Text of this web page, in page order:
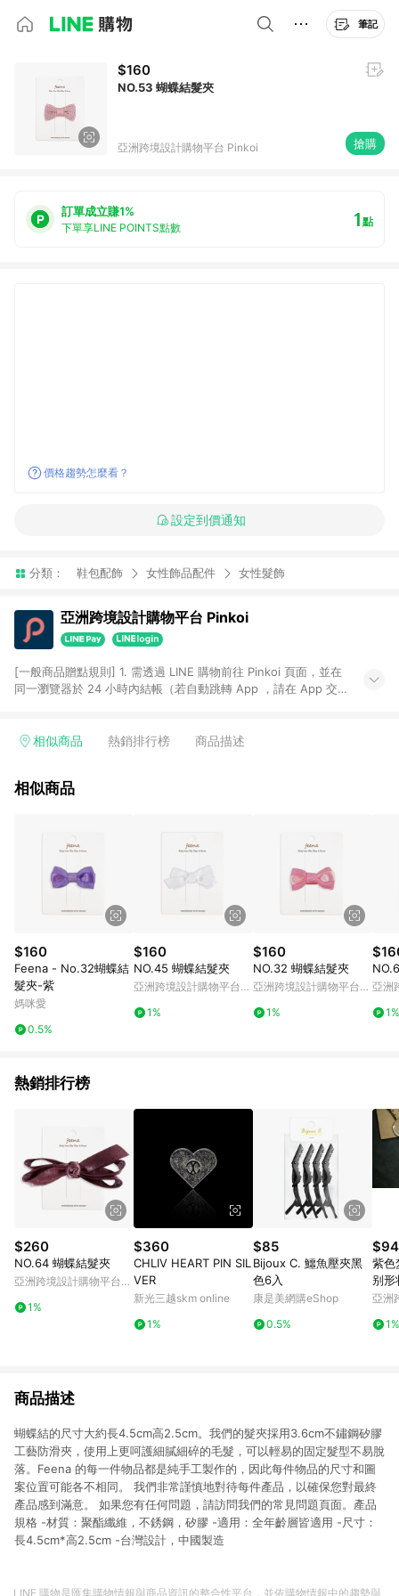
筆記
$160
NO.53 蝴蝶結髮夾
亞洲跨境設計購物平台 Pinkoi 搶購
訂單成立賺1%
下單享LINE POINTS點數 1點
價格趨勢怎麼看？
設定到價通知
分類： 鞋包配飾 女性飾品配件 女性髮飾
亞洲跨境設計購物平台 Pinkoi
[一般商品贈點規則] 1. 需透過 LINE 購物前往 Pinkoi 頁面，並在
同一瀏覽器於 24 小時內結帳（若自動跳轉 App ，請在 App 交
回饋訂單不得享有 Pinkoi 站方優惠，例如首購優惠，P coins，
行為，不具贈點資格，部分退款不在此限。 6. APP 請更新至
運費，攤位費等不具贈點資格。 9. LINE 購物站上之商品規格、
Pinkoi 購物商品資訊頁及購物車標示為準。 10. 點數紅包使用規
則請以點數紅包活動說明為準。 11. 若於 LINE 購物前往 Pinkoi
頁面後才首次下載 Pinkoi APP 並完成訂單，不符合導購資格；承
上，首次下載 Pinkoi APP 後，需透過 LINE 購物前往 Pinkoi 頁
面，方享導購資格。
相似商品 熱銷排行榜 商品描述
相似商品
$160
Feena - No.32蝴蝶結
髮夾-紫
媽咪愛
0.5%
$160
NO.45 蝴蝶結髮夾
亞洲跨境設計購物平台
1%
$160
NO.32 蝴蝶結髮夾
亞洲跨境設計購物平台
1%
亞洲
1%
熱銷排行榜
$260
NO.64 蝴蝶結髮夾
亞洲跨境設計購物平台
1%
$360
CHLIV HEART PIN SIL
VER
新光三越skm online
1%
$85
Bijoux C. 鱷魚壓夾黑
色6入
康是美網購eShop
0.5%
紫色
别形
亞洲
1%
商品描述
蝴蝶結的尺寸大約長4.5cm高2.5cm。我們的髮夾採用3.6cm不鏽鋼矽膠
工藝防滑夾，使用上更呵護細膩細碎的毛髮，可以輕易的固定髮型不易脫
落。Feena 的每一件物品都是純手工製作的，因此每件物品的尺寸和圖
案位置可能各不相同。 我們非常謹慎地對待每件產品，以確保您對最終
產品感到滿意。 如果您有任何問題，請訪問我們的常見問題頁面。產品
規格 -材質：聚酯纖維，不銹鋼，矽膠 -適用：全年齡層皆適用 -尺寸：
長4.5cm*高2.5cm -台灣設計，中國製造
LINE 購物是匯集購物情報與商品資訊的整合性平台，並依購物情報中的趨勢與